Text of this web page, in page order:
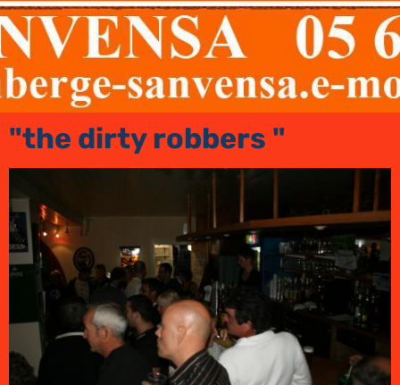
"the dirty robbers "